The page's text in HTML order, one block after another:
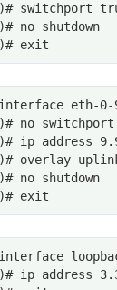
switchport
no shutdown
exit
eth-0-
no switchport
ip address
overlay
no shutdown
exit
ip address